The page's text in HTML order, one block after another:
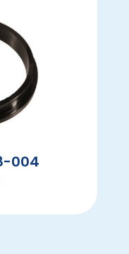
004